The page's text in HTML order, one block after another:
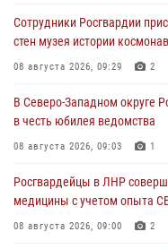
Сотрудники Росгвардии
стен музея истории
08 августа 2026, 09:29 2
В Северо-Западном округе
в честь юбилея ведомства
08 августа 2026, 09:03 1
Росгвардейцы в ЛНР
медицины с учетом опыта
08 августа 2026, 09:00 2